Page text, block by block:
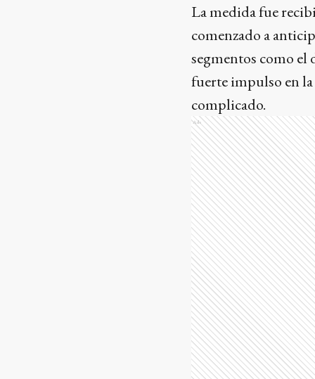
La medida fue
comenzado a
segmentos como el
fuerte impulso en
complicado.
Ads